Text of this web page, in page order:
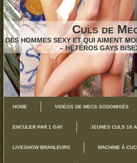
Culs de
DES HOMMES SEXY ET QUI AIMENT
– HÉTÉROS GAYS
HOME VIDÉOS DE MECS SODOMISÉS
ENCULER PAR 1 GAY JEUNES CULS 18
LIVESHOW BRANLEURS MACHINE À